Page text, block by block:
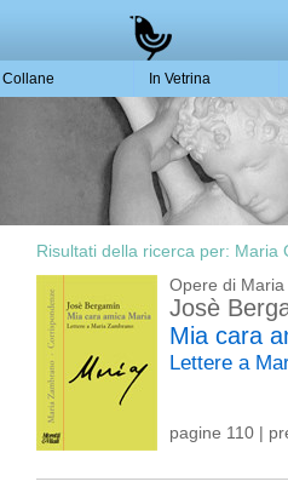
Collane In Vetrina
Risultati della ricerca per: Maria
Opere di
Josè
Mia cara
Lettere a
pagine 110 |